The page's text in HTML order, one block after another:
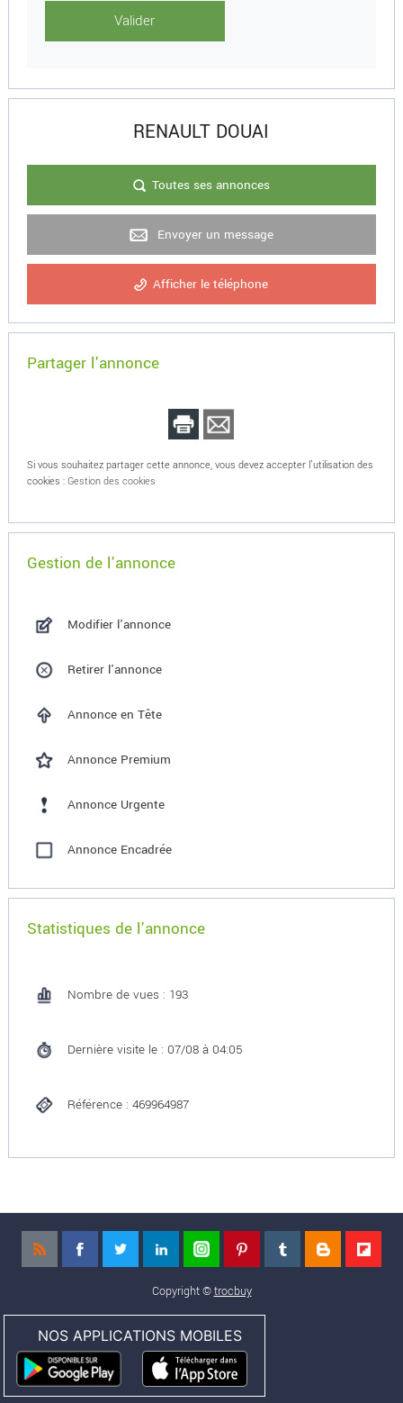
RENAULT DOUAI
Toutes ses annonces
Envoyer un message
Afficher le téléphone
Partager l'annonce
Si vous souhaitez partager cette annonce, vous devez accepter l'utilisation des
cookies : Gestion des cookies
Gestion de l'annonce
Modifier l'annonce
Retirer l'annonce
Annonce en Tête
Annonce Premium
Annonce Urgente
Annonce Encadrée
Statistiques de l'annonce
Nombre de vues : 193
Dernière visite le : 07/08 à 04:05
Référence : 469964987
Copyright ©trocbuy
NOS APPLICATIONS MOBILES